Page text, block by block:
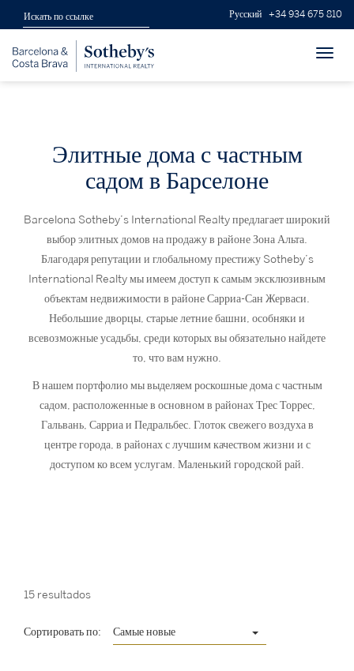
Русский +34 934 675 810
Элитные дома с частным
садом в Барселоне
Barcelona Sotheby’s International Realty предлагает широкий
выбор элитных домов на продажу в районе Зона Альта.
Благодаря репутации и глобальному престижу Sotheby’s
International Realty мы имеем доступ к самым эксклюзивным
объектам недвижимости в районе Сарриа-Сан Жерваси.
Небольшие дворцы, старые летние башни, особняки и
всевозможные усадьбы, среди которых вы обязательно найдете
то, что вам нужно.
В нашем портфолио мы выделяем роскошные дома с частным
садом, расположенные в основном в районах Трес Торрес,
Гальвань, Сарриа и Педральбес. Глоток свежего воздуха в
центре города, в районах с лучшим качеством жизни и с
доступом ко всем услугам. Маленький городской рай.
15 resultados
Сортировать по: Самые новые